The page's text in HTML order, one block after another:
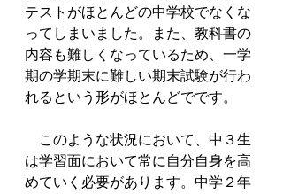
テストがほとんどの中学校でなくな
ってしまいました。また、教科書の
内容も難しくなっているため、一学
期の学期末に難しい期末試験が行わ
れるという形がほとんどでです。
このような状況において、中３生
は学習面において常に自分自身を高
めていく必要があります。中学２年